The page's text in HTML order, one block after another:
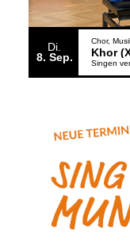
Di.
8 Sep.
Chor
Khor